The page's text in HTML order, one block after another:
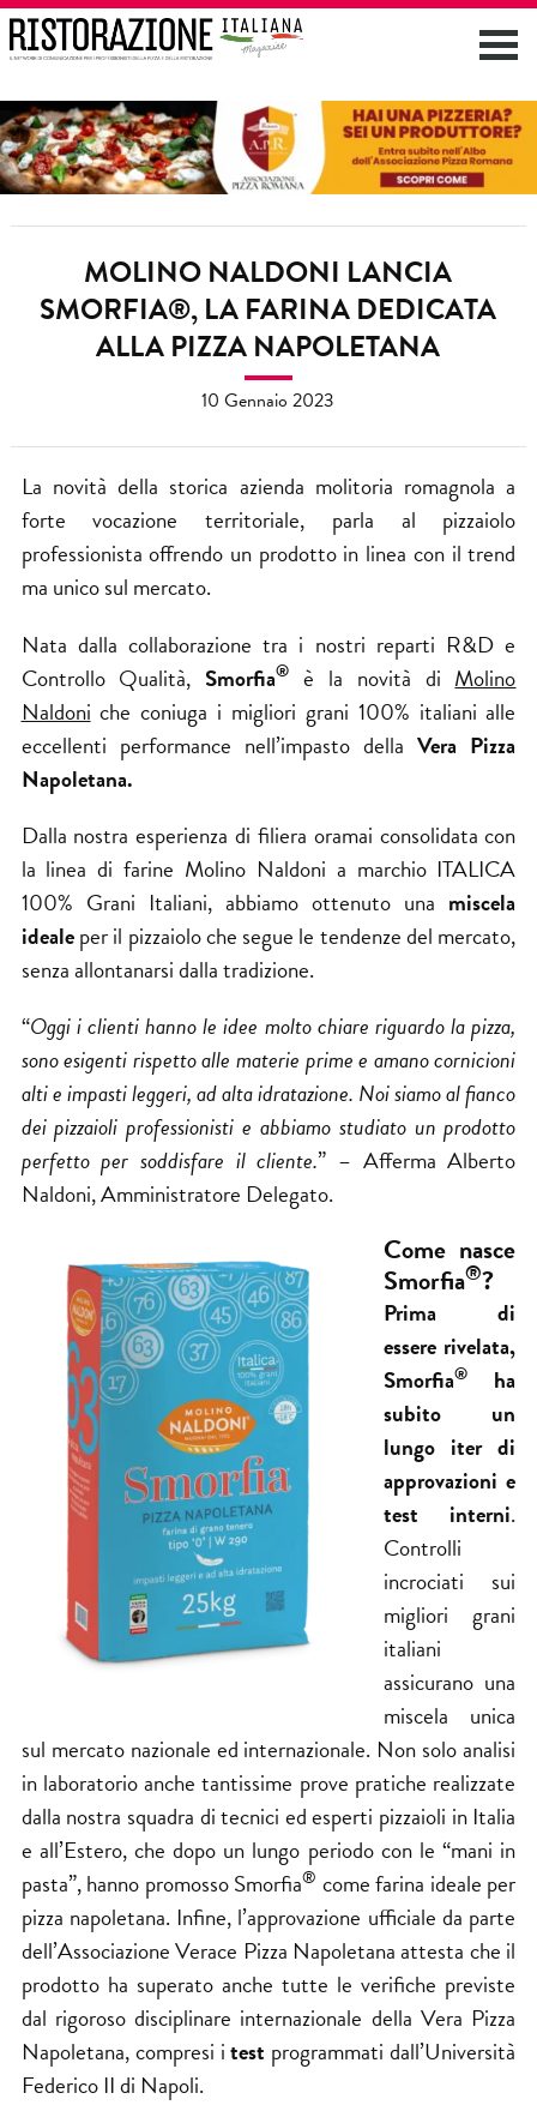
MOLINO NALDONI LANCIA
SMORFIA®, LA FARINA DEDICATA
ALLA PIZZA NAPOLETANA
10 Gennaio 2023
La novità della storica azienda molitoria romagnola a
forte vocazione territoriale, parla al pizzaiolo
professionista offrendo un prodotto in linea con il trend
ma unico sul mercato.
Nata dalla collaborazione tra i nostri reparti R&D e
Controllo Qualità, Smorfia® è la novità di Molino
Naldoni che coniuga i migliori grani 100% italiani alle
eccellenti performance nell’impasto dellaVera Pizza
Napoletana.
Dalla nostra esperienza di filiera oramai consolidata con
la linea di farine Molino Naldoni a marchio ITALICA
100% Grani Italiani, abbiamo ottenuto una miscela
idealeper il pizzaiolo che segue le tendenze del mercato,
senza allontanarsi dalla tradizione.
“Oggi i clienti hanno le idee molto chiare riguardo la pizza,
sono esigenti rispetto alle materie prime e amano cornicioni
alti e impasti leggeri, ad alta idratazione. Noi siamo al fianco
dei pizzaioli professionisti e abbiamo studiato un prodotto
perfetto per soddisfare il cliente.” – Afferma Alberto
Naldoni, Amministratore Delegato.
Come nasce
Smorfia®?
Prima di
essere rivelata,
Smorfia®ha
subito un
lungo iter di
approvazioni e
test interni.
Controlli
incrociati sui
migliori grani
italiani
assicurano una
miscela unica
sul mercato nazionale ed internazionale. Non solo analisi
in laboratorio anche tantissime prove pratiche realizzate
dalla nostra squadra di tecnici ed esperti pizzaioli in Italia
e all’Estero, che dopo un lungo periodo con le “mani in
pasta”, hanno promosso Smorfia® come farina ideale per
pizza napoletana. Infine, l’approvazione ufficiale da parte
dell’Associazione Verace Pizza Napoletana attesta che il
prodotto ha superato anche tutte le verifiche previste
dal rigoroso disciplinare internazionale della Vera Pizza
Napoletana, compresi itest programmati dall’Università
Federico II di Napoli.